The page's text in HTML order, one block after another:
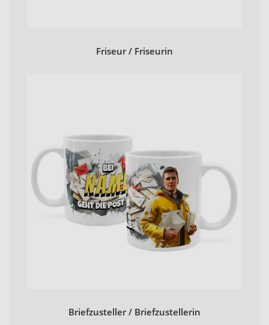
Friseur / Friseurin
Briefzusteller / Briefzustellerin